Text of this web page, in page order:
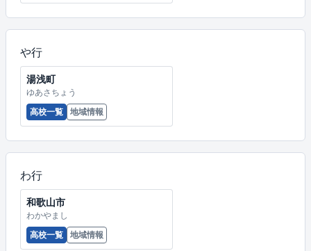
や行
湯浅町
ゆあさちょう
高校一覧
地域情報
わ行
和歌山市
わかやまし
高校一覧
地域情報